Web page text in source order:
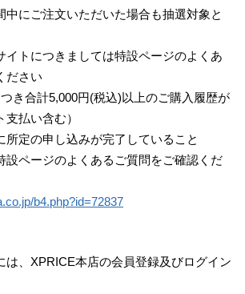
にご注文いただいた場合も抽選対象と
トにつきましては特設ページのよくあ
ださい
き合計5,000円(税込)以上のご購入履歴が
払い含む）
所定の申し込みが完了していること
設ページのよくあるご質問をご確認くだ
b4.php?id=72837
は、XPRICE本店の会員登録及びログイン